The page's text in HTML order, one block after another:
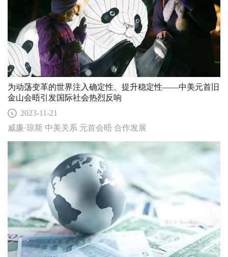
为动荡变革的世界注入确定性、提升稳定性——中美元首旧
金山会晤引发国际社会热烈反响
2023-11-21
威廉·琼斯 中美关系 元首会晤 合作发展